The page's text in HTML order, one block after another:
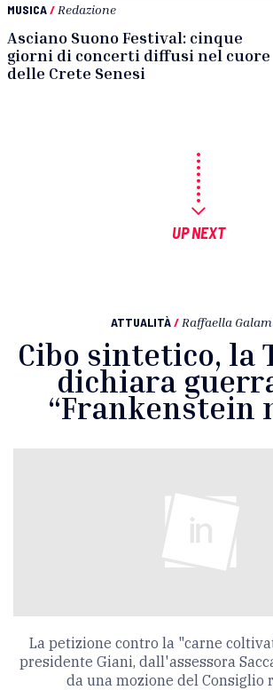
MUSICA/ Redazione
Asciano Suono Festival: cinque
giorni di concerti diffusi nel cuore
delle Crete Senesi
UP NEXT
ATTUALITÀ / Raffaella
Cibo sintetico, la
dichiara
“Frankenstein
La petizione contro la "carne
presidente Giani, dall'assessora
da una mozione del Consiglio